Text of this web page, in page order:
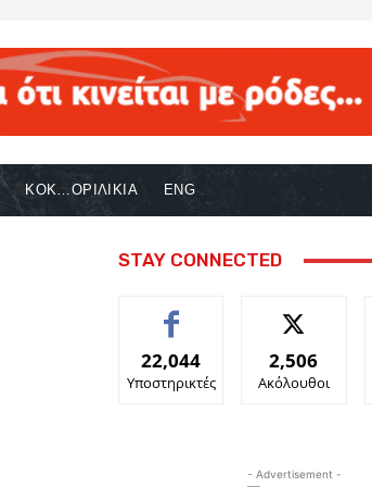
ΚΟΚ…ΟΡΙΛΙΚΙΑ ENG
STAY CONNECTED
22,044
Υποστηρικτές
2,506
Ακόλουθοι
- Advertisement -